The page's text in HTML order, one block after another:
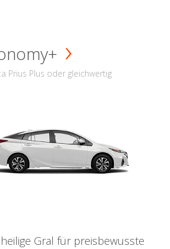
Prius Plus oder gleichwertig
Gral für preisbewusste